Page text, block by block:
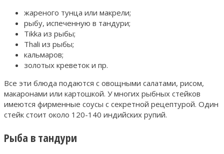
жареного тунца или макрели;
рыбу, испеченную в тандури;
Tikka из рыбы;
Thali из рыбы;
кальмаров;
золотых креветок и пр.
Все эти блюда подаются с овощными салатами, рисом,
макаронами или картошкой. У многих рыбных стейков
имеются фирменные соусы с секретной рецептурой. Один
стейк стоит около 120-140 индийских рупий.
Рыба в тандури